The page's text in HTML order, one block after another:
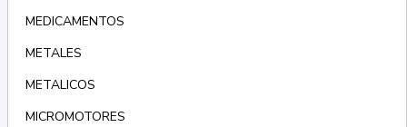
MEDICAMENTOS
METALES
METALICOS
MICROMOTORES